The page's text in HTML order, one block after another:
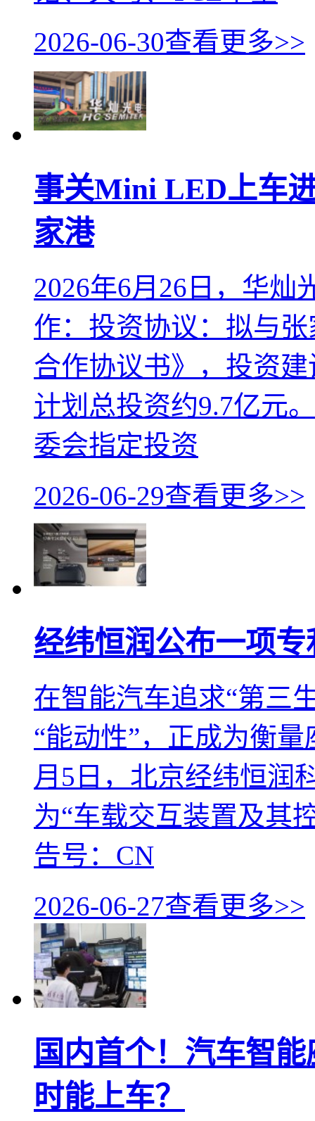
2026-06-30查看更多>>
事关Mini LED上车
家港
2026年6月26日，华灿
作：投资协议：拟与
合作协议书》，投资
计划总投资约9.7亿元
委会指定投资
2026-06-29查看更多>>
经纬恒润公布一项
在智能汽车追求“第三
“能动性”，正成为衡
月5日，北京经纬恒润
为“车载交互装置及其
告号：CN
2026-06-27查看更多>>
国内首个！汽车智
时能上车？